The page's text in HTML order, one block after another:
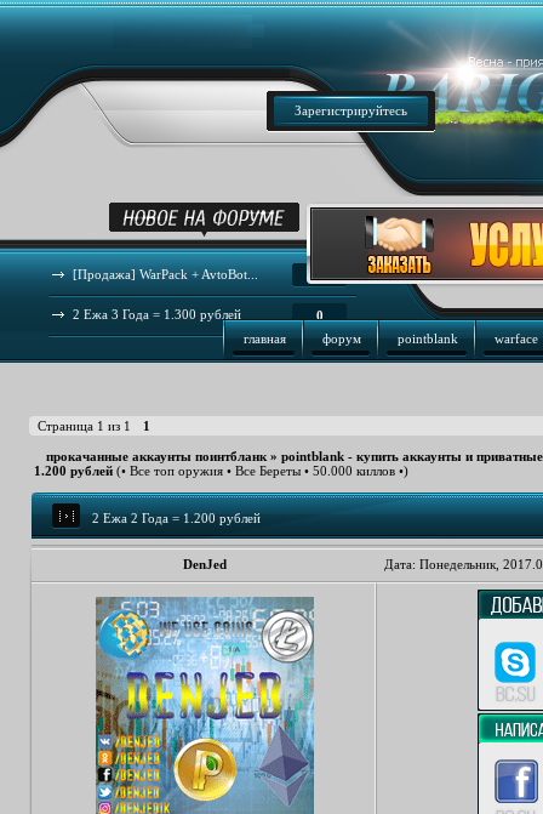
Зарегистрируйтесь
44
[Продажа] WarPack + AvtoBot...
0
2 Ежа 3 Года = 1.300 рублей
главная
форум pointblank warface
Страница 1 из 1 1
прокачанные аккаунты поинтбланк » pointblank - купить аккаунты и
1.200 рублей (• Все топ оружия • Все Береты • 50.000 киллов •)
2 Ежа 2 Года = 1.200 рублей
DenJed Дата: Понедельник,